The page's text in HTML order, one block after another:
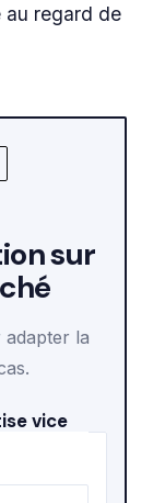
au regard de
sur
adapter la
vice